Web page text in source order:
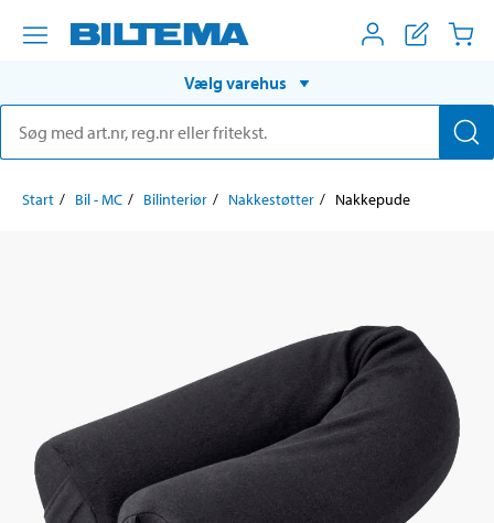
Vælg varehus
Start Bil - MC Bilinteriør Nakkestøtter Nakkepude